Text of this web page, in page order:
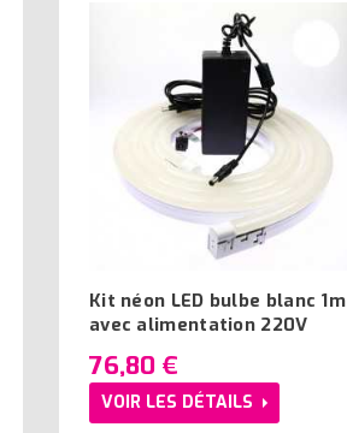
Kit néon LED bulbe blanc 1m
avec alimentation 220V
76,80 €
VOIR LES DÉTAILS